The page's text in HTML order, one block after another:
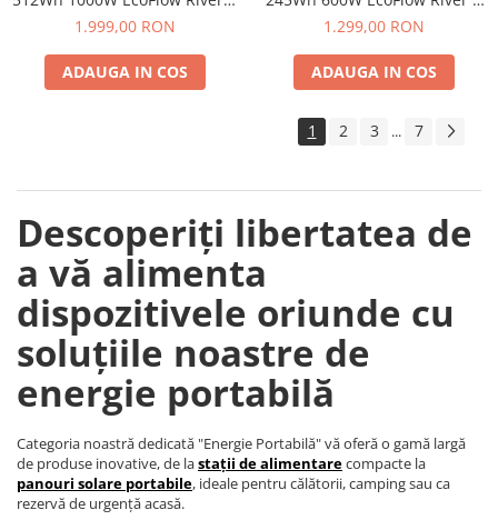
Accesorii instrumente de masura
Camere Termice
Luxmetru
Max
1.999,00 RON
ADAUGA IN COS
UPS
1.299,00 RON
ADAUGA IN COS
1 2 3 ... 7
Descoperiți libertatea de
a vă alimenta
dispozitivele oriunde cu
soluțiile noastre de
energie portabilă
Categoria noastră dedicată "Energie Portabilă" vă oferă o gamă largă
de produse inovative, de lastații de alimentarecompacte la
panouri solare portabile, ideale pentru călătorii, camping sau ca
rezervă de urgență acasă.